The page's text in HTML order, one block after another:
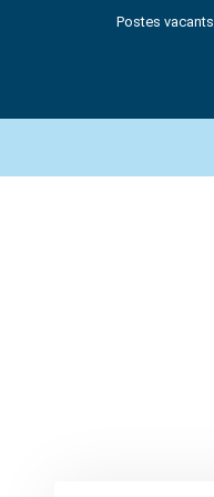
Postes vacants